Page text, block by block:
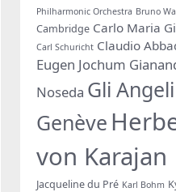
Philharmonic Orchestra Bruno
Cambridge Carlo Maria
Carl Schuricht Claudio
Eugen Jochum
Noseda Gli Angeli
Genève
von Karajan
Jacqueline du Pré Karl Bohm